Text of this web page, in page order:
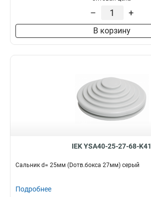
– +
В корзину
IEK YSA40-25-27-68-K41
Сальник d= 25мм (Dотв.бокса 27мм) серый
Подробнее